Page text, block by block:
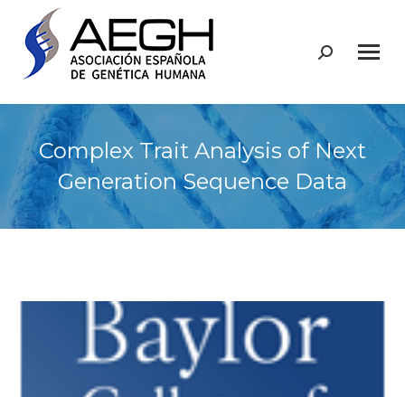
Buscar:
Complex Trait Analysis of Next
Generation Sequence Data